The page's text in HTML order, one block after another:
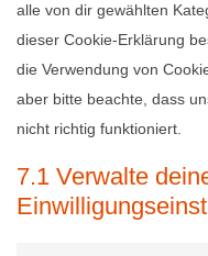
alle von dir gewählten
dieser Cookie-Erklärung
die Verwendung von
aber bitte beachte, dass
nicht richtig funktioniert.
7.1 Verwalte